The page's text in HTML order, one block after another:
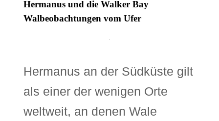
Hermanus und die Walker Bay 
Walbeobachtungen vom Ufer
Hermanus an der Südküste gilt
als einer der wenigen Orte
weltweit, an denen Wale